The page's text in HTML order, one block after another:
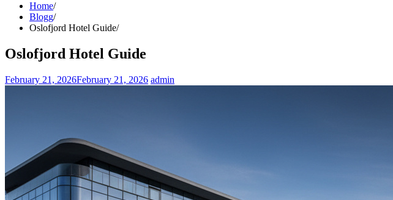
Home
Blogg
Oslofjord Hotel Guide
Oslofjord Hotel Guide
February 21, 2026February 21, 2026 admin